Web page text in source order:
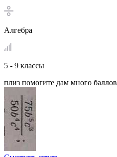
Алгебра
5 - 9 классы
плиз помогите дам много баллов​